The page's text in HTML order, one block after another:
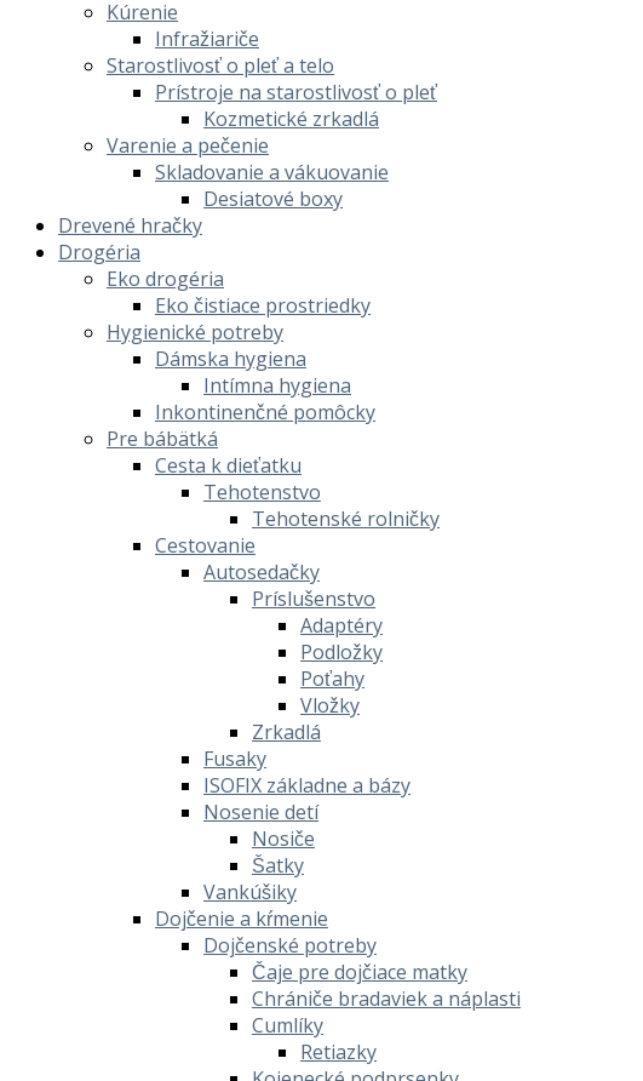
Kúrenie
Infražiariče
Starostlivosť o pleť a telo
Prístroje na starostlivosť o pleť
Kozmetické zrkadlá
Varenie a pečenie
Skladovanie a vákuovanie
Desiatové boxy
Drevené hračky
Drogéria
Eko drogéria
Eko čistiace prostriedky
Hygienické potreby
Dámska hygiena
Intímna hygiena
Inkontinenčné pomôcky
Pre bábätká
Cesta k dieťatku
Tehotenstvo
Tehotenské rolničky
Cestovanie
Autosedačky
Príslušenstvo
Adaptéry
Podložky
Poťahy
Vložky
Zrkadlá
Fusaky
ISOFIX základne a bázy
Nosenie detí
Nosiče
Šatky
Vankúšiky
Dojčenie a kŕmenie
Dojčenské potreby
Čaje pre dojčiace matky
Chrániče bradaviek a náplasti
Cumlíky
Retiazky